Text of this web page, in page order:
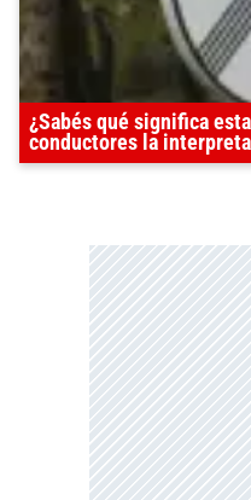
¿Sabés qué significa
conductores la